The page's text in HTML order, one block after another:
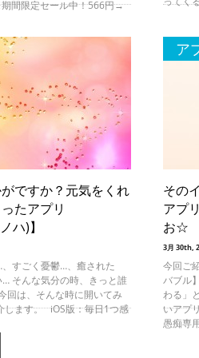
間限定セール中！566円→
ですか？元気をくれ
たアプリ
ハ)】
すごく憂鬱…、癒された
そんな気分の時、きっと誰
回は、そんな時に開いてみ
します。 iOS版：毎日1つ感
ア
その
アプ
お☆
3月 30th,
今回ご
バブル
わる」
いアプ
愚痴専